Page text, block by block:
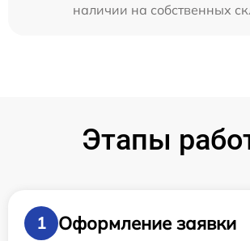
наличии на собственных
Этапы
1
Оформление заявки